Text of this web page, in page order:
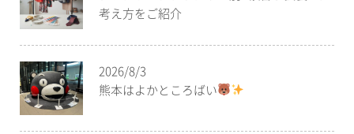
考え方をご紹介
2026/8/3
熊本はよかところばい